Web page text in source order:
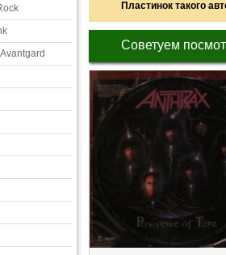
Пластинок такого
Советуем